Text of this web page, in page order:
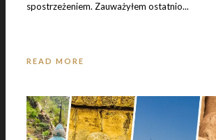
spostrzeżeniem. Zauważyłem ostatnio...
READ MORE